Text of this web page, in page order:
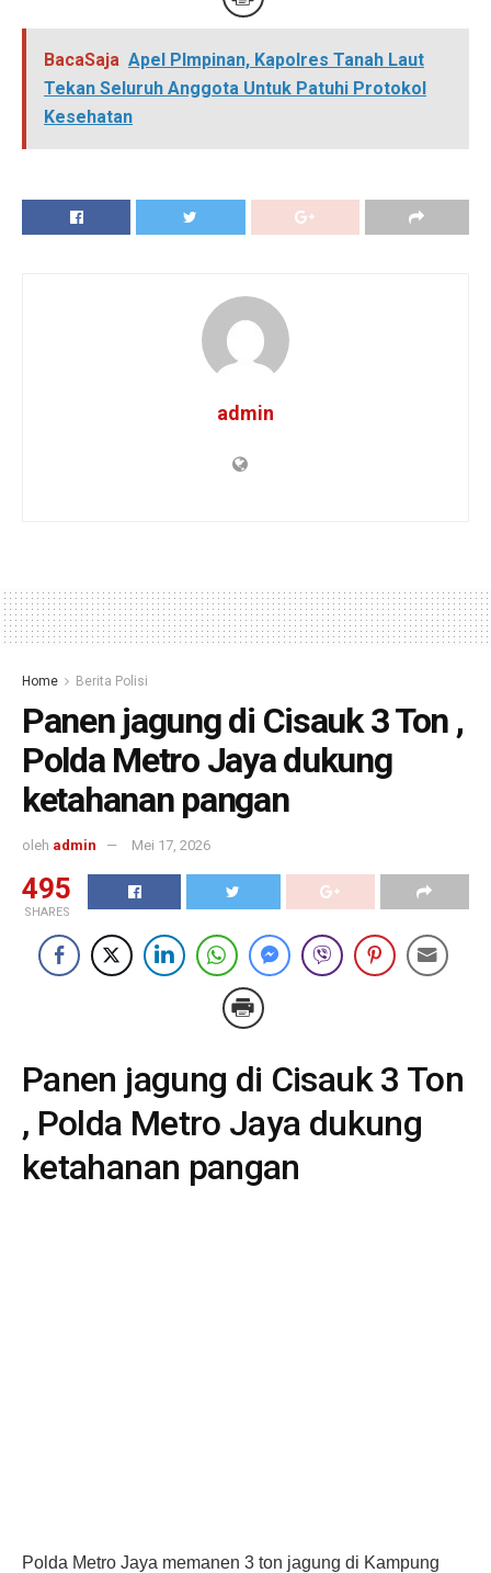
BacaSaja Apel PImpinan, Kapolres Tanah Laut
Tekan Seluruh Anggota Untuk Patuhi Protokol
Kesehatan
admin
Home Berita Polisi
Panen jagung di Cisauk 3 Ton ,
Polda Metro Jaya dukung
ketahanan pangan
oleh admin Mei 17, 2026
495
SHARES
Panen jagung di Cisauk 3 Ton
, Polda Metro Jaya dukung
ketahanan pangan
Polda Metro Jaya memanen 3 ton jagung di Kampung